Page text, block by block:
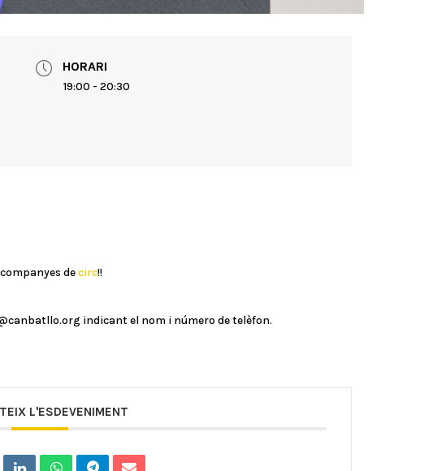
HORARI
19:00 - 20:30
decirc!!
indicant el nom i número de telèfon.
L'ESDEVENIMENT